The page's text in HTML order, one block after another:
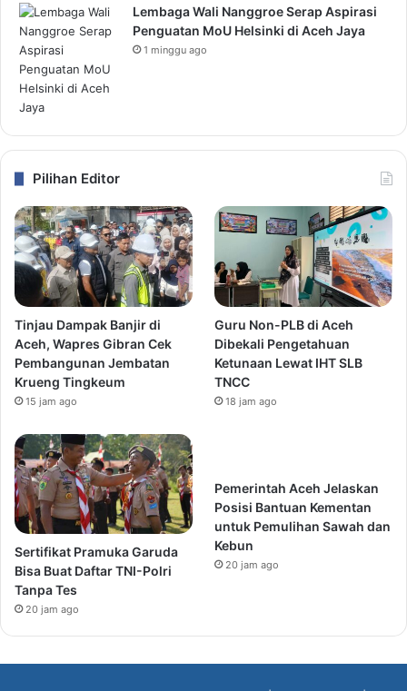
Lembaga Wali Nanggroe Serap Aspirasi
Penguatan MoU Helsinki di Aceh Jaya
1 minggu ago
Pilihan Editor
Tinjau Dampak Banjir di
Aceh, Wapres Gibran Cek
Pembangunan Jembatan
Krueng Tingkeum
15 jam ago
Guru Non-PLB di Aceh
Dibekali Pengetahuan
Ketunaan Lewat IHT SLB
TNCC
18 jam ago
Sertifikat Pramuka Garuda
Bisa Buat Daftar TNI-Polri
Tanpa Tes
20 jam ago
Pemerintah Aceh Jelaskan
Posisi Bantuan Kementan
untuk Pemulihan Sawah dan
Kebun
20 jam ago